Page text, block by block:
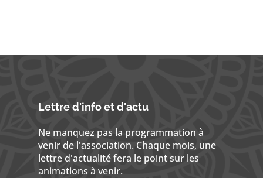
Lettre d'info et d'actu
Ne manquez pas la programmation à
venir de l'association. Chaque mois, une
lettre d'actualité fera le point sur les
animations à venir.